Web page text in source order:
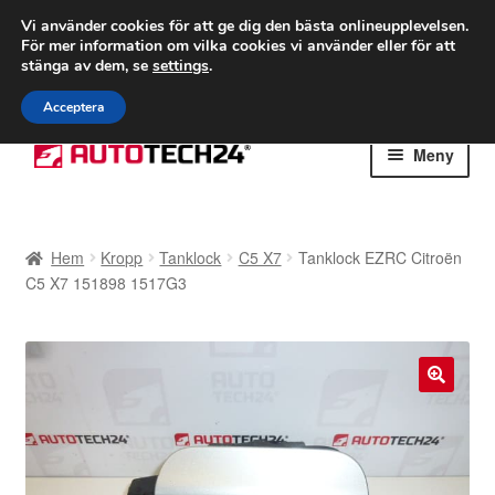
FRAKT från 75 kr
Världsomspännande frakt
Ring 766 924 713
Hoppa
till
Hoppa
till
Meny
Betalningar
Kolla upp
Hem Kropp Tanklock C5 X7
Tanklock EZRC Citroën
C5 X7 151898 1517G3
Vi använder cookies för att ge dig den bästa onlineupplevelsen.
För mer information om vilka cookies vi använder eller för att
stänga av dem, se settings.
Acceptera